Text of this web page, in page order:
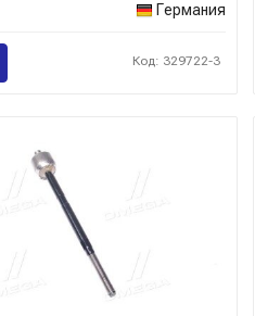
Германия
Код: 329722-3